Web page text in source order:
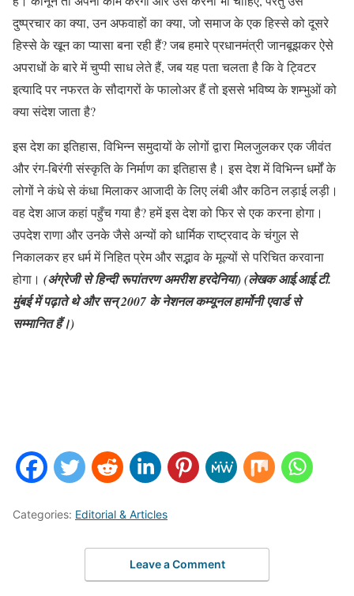
दुष्प्रचार का क्या, उन अफवाहों का क्या, जो समाज के एक हिस्से को दूसरे
हिस्से के खून का प्यासा बना रही हैं? जब हमारे प्रधानमंत्री जानबूझकर ऐसे
अपराधों के बारे में चुप्पी साध लेते हैं, जब यह पता चलता है कि वे ट्विटर
इत्यादि पर नफरत के सौदागरों के फालोअर हैं तो इससे भविष्य के शम्भुओं को
क्या संदेश जाता है?
इस देश का इतिहास, विभिन्न समुदायों के लोगों द्वारा मिलजुलकर एक जीवंत
और रंग-बिरंगी संस्कृति के निर्माण का इतिहास है। इस देश में विभिन्न धर्मों के
लोगों ने कंधे से कंधा मिलाकर आजादी के लिए लंबी और कठिन लड़ाई लड़ी।
वह देश आज कहां पहुँच गया है? हमें इस देश को फिर से एक करना होगा।
उपदेश राणा और उनके जैसे अन्यों को धार्मिक राष्ट्रवाद के चंगुल से
निकालकर हर धर्म में निहित प्रेम और सद्भाव के मूल्यों से परिचित करवाना
होगा। (अंग्रेजी से हिन्दी रूपांतरण अमरीश हरदेनिया) (लेखक आई.आई.टी.
मुंबई में पढ़ाते थे और सन्2007के नेशनल कम्यूनल हार्मोनी एवार्ड से
सम्मानित हैं।)
Categories: Editorial & Articles
Leave a Comment